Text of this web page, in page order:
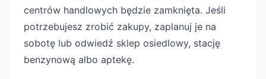
centrów handlowych będzie zamknięta. Jeśli
potrzebujesz zrobić zakupy, zaplanuj je na
sobotę lub odwiedź sklep osiedlowy, stację
benzynową albo aptekę.